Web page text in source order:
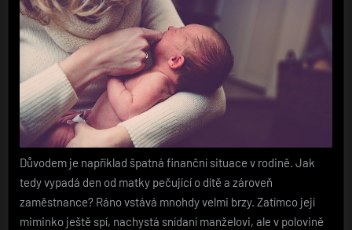
Důvodem je například špatná finanční situace v rodině. Jak
tedy vypadá den od matky pečující o dítě a zároveň
zaměstnance? Ráno vstává mnohdy velmi brzy. Zatímco její
miminko ještě spí, nachystá snídaní manželovi, ale v polovině